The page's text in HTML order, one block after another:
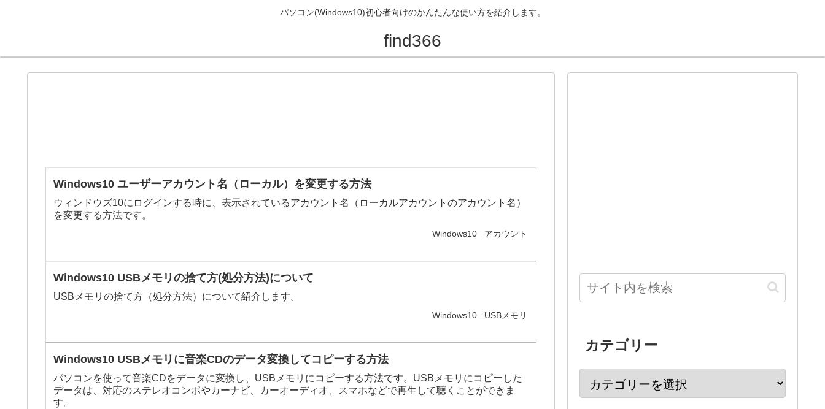
パソコン(Windows10)初心者向けのかんたんな使い方を紹介します。
find366
Windows10 ユーザーアカウント名（ローカル）を変更する方法
ウィンドウズ10にログインする時に、表示されているアカウント名（ローカルアカウントのアカウント名）
を変更する方法です。
Windows10 アカウント
Windows10 USBメモリの捨て方(処分方法)について
USBメモリの捨て方（処分方法）について紹介します。
Windows10 USBメモリ
Windows10 USBメモリに音楽CDのデータ変換してコピーする方法
パソコンを使って音楽CDをデータに変換し、USBメモリにコピーする方法です。USBメモリにコピーした
データは、対応のステレオコンポやカーナビ、カーオーディオ、スマホなどで再生して聴くことができま
す。
カテゴリー